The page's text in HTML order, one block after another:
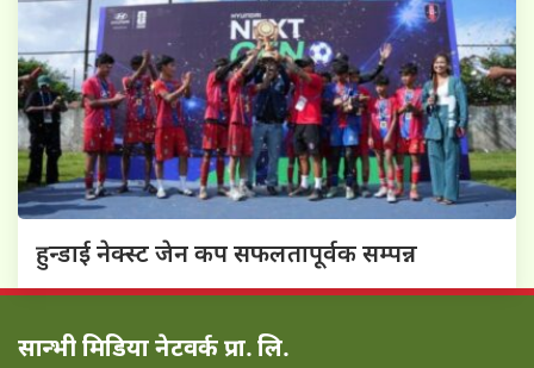
हुन्डाई नेक्स्ट जेन कप सफलतापूर्वक सम्पन्न
सान्भी मिडिया नेटवर्क प्रा. लि.